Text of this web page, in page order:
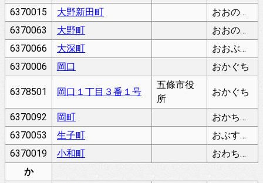
6370015
大野新田町
おおのしんでんちょう
6370063
大野町
おおのちょう
6370066
大深町
おおぶかちょう
6370006
岡口 おかぐち
6378501 岡口１丁目３番１号
五條市役
所
おかぐち
6370092 岡町
おかちょう
6370053
生子町
おぶすちょう
6370019
小和町
おわちょう
か